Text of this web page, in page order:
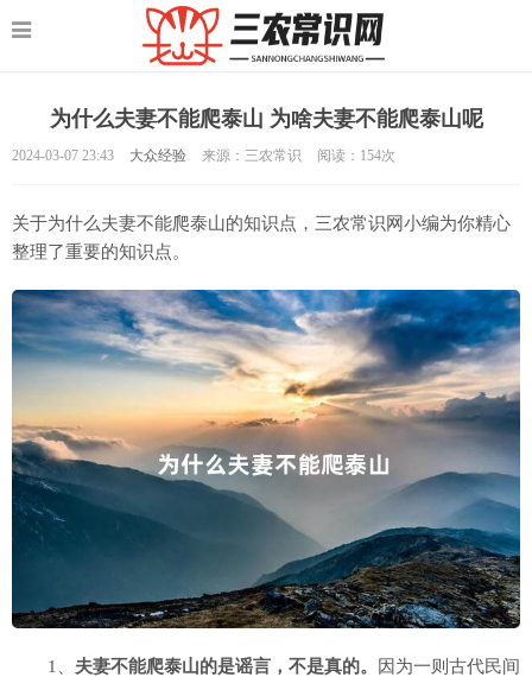
为什么夫妻不能爬泰山 为啥夫妻不能爬泰山呢
2024-03-07 23:43 大众经验 来源：三农常识 阅读： 154次
关于为什么夫妻不能爬泰山的知识点，三农常识网小编为你精心
整理了重要的知识点。
1、 夫妻不能爬泰山的是谣言，不是真的。
因为一则古代民间